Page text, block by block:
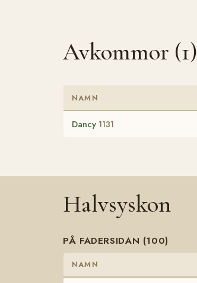
Avkommor (1)
NAMN
Dancy 1131
Halvsyskon
PÅ FADERSIDAN (100)
NAMN